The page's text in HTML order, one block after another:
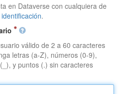
en Dataverse con cualquiera de
.
válido de 2 a 60 caracteres
letras (a-Z), números (0-9),
y puntos (.) sin caracteres